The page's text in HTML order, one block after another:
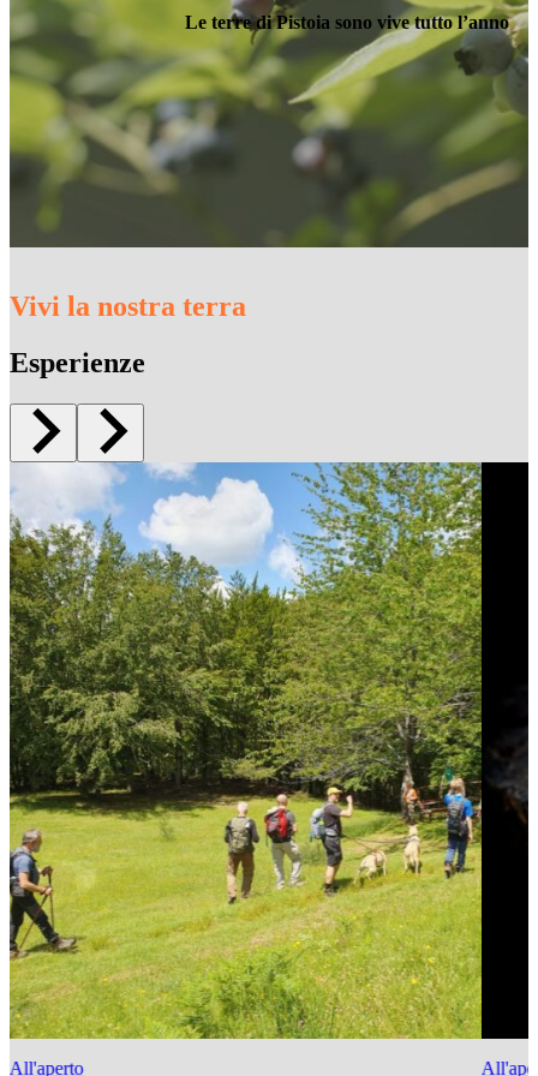
Le terre di Pistoia sono vive tutto l’anno
Vivi la nostra terra
Esperienze
All'aperto